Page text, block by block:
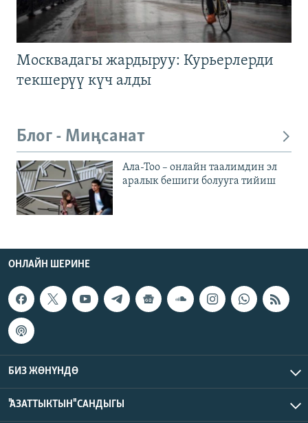
Москвадагы жардыруу: Курьерлерди
текшерүү күч алды
Блог - Миңсанат
Ала-Тоо – онлайн таалимдин эл
аралык бешиги болууга тийиш
ОНЛАЙН ШЕРИНЕ
БИЗ ЖӨНҮНДӨ
"АЗАТТЫКТЫН" САНДЫГЫ